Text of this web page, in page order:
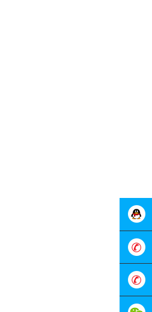
在线客
0755-